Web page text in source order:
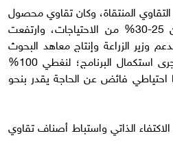
التقاوي المنتقاة، وكان تقاوي محصول
القمح تغطي في السابق من 25-30% من الاحتياجات، وارتفعت
مايزيد عن 70% بدعم وزير الزراعة وإنتاج معاهد البحوث
الزراعية والبحوث الحقلية، ويجرى استكمال البرنامج؛ لنغطي 100%
احتياطي فائض عن الحاجة يقدر بنحو
الذاتي واستباط أصناف تقاوي